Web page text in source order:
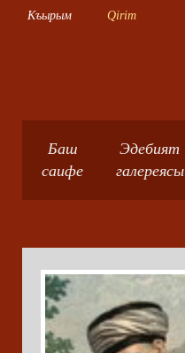
Къырым Qirim
Баш
саифе
Эдебият
галереясы